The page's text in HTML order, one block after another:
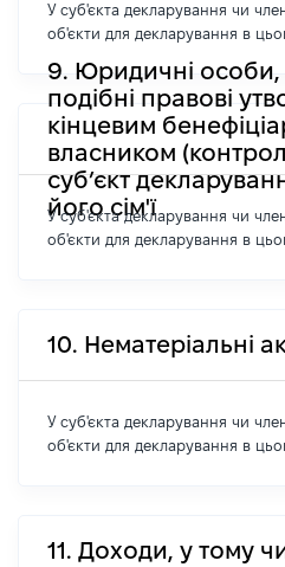
У суб'єкта декларування чи
об'єкти для декларування в
9. Юридичні особи,
подібні правові
кінцевим
власником
суб’єкт
його сім'ї
У суб'єкта декларування чи
об'єкти для декларування в
10. Нематеріальні
У суб'єкта декларування чи
об'єкти для декларування в
11. Доходи, у тому